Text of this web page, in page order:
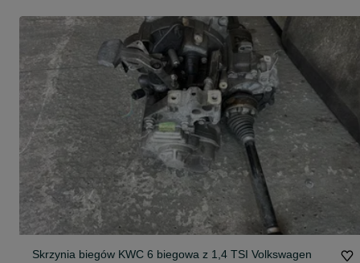
Skrzynia biegów KWC 6 biegowa z 1,4 TSI Volkswagen